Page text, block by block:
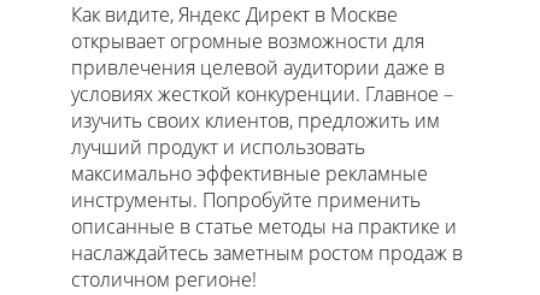
Как видите, Яндекс Директ в Москве
открывает огромные возможности для
привлечения целевой аудитории даже в
условиях жесткой конкуренции. Главное –
изучить своих клиентов, предложить им
лучший продукт и использовать
максимально эффективные рекламные
инструменты. Попробуйте применить
описанные в статье методы на практике и
наслаждайтесь заметным ростом продаж в
столичном регионе!